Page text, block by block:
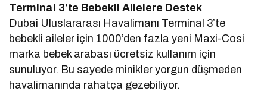
Terminal 3’te Bebekli Ailelere Destek
Dubai Uluslararası Havalimanı Terminal 3’te
bebekli aileler için 1000’den fazla yeni Maxi-Cosi
marka bebek arabası ücretsiz kullanım için
sunuluyor. Bu sayede minikler yorgun düşmeden
havalimanında rahatça gezebiliyor.